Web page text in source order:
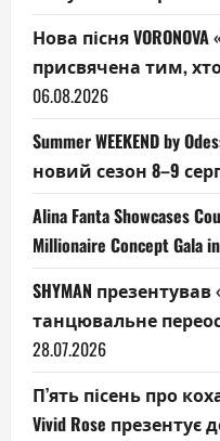
Нова пісня
присвячена тим,
06.08.2026
Summer WEEKEND by
новий сезон 8–9
Alina Fanta Showcases
Millionaire Concept Gala
SHYMAN презентував
танцювальне
28.07.2026
П’ять пісень про
Vivid Rose презентує